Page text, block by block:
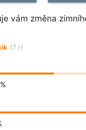
vám změna
(7 r)